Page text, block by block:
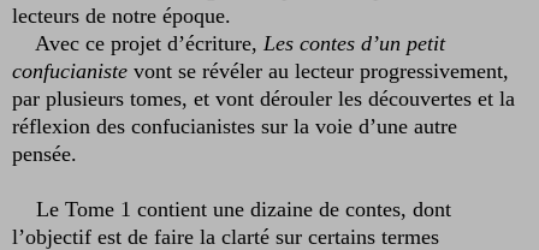
lecteurs de notre époque.
Avec ce projet d’écriture, Les contes d’un petit
confucianiste vont se révéler au lecteur progressivement,
par plusieurs tomes, et vont dérouler les découvertes et la
réflexion des confucianistes sur la voie d’une autre
pensée.
Le Tome 1 contient une dizaine de contes, dont
l’objectif est de faire la clarté sur certains termes